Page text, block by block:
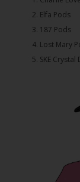
2.⁠ ⁠⁠Elfa Pods
3.⁠ ⁠⁠187 Pods
4.⁠ ⁠⁠Lost Mary
5.⁠ ⁠⁠SKE